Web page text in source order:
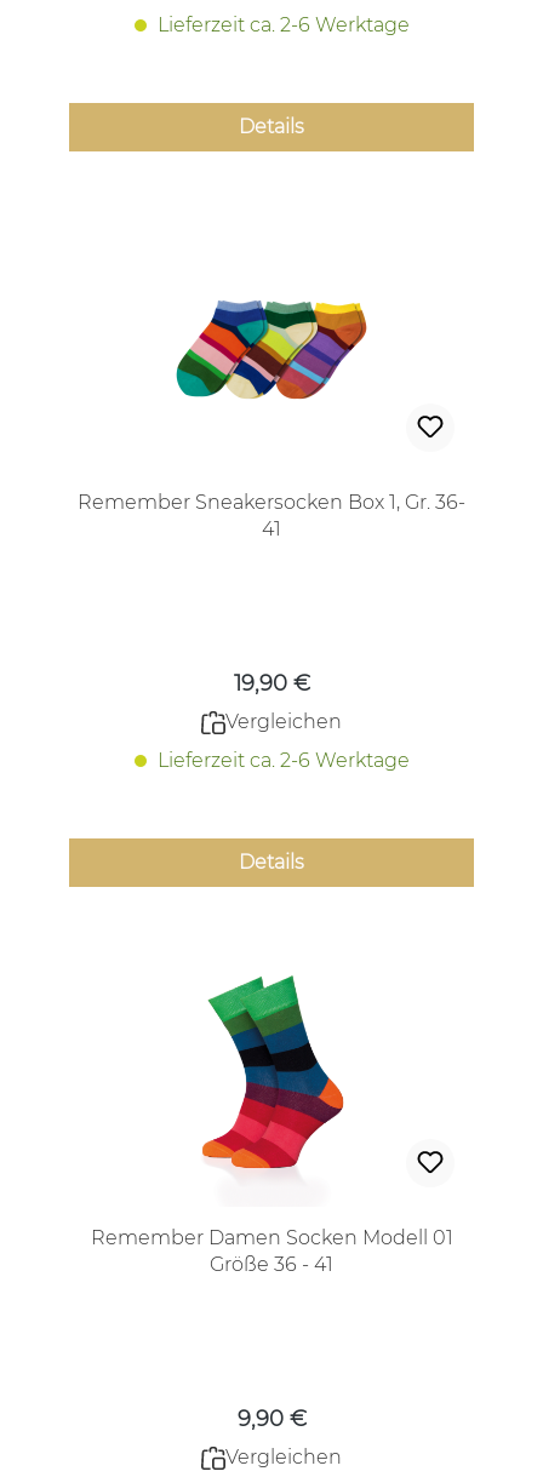
Lieferzeit ca. 2-6 Werktage
Details
Remember Sneakersocken Box 1, Gr. 36-
41
19,90 €
Vergleichen
Lieferzeit ca. 2-6 Werktage
Details
Remember Damen Socken Modell 01
Größe 36 - 41
9,90 €
Vergleichen